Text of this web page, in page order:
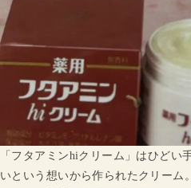
「フタアミンhiクリーム」はひどい
いという想いから作られたクリーム